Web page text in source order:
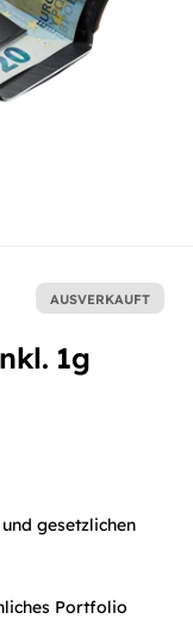
1g
AUSVERKAUFT
gesetzlichen
Portfolio